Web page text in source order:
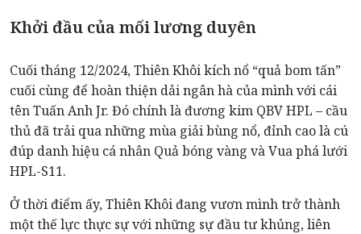
Khởi đầu của mối lương duyên
Cuối tháng 12/2024, Thiên Khôi kích nổ “quả bom tấn”
cuối cùng để hoàn thiện dải ngân hà của mình với cái
tên Tuấn Anh Jr. Đó chính là đương kim QBV HPL – cầu
thủ đã trải qua những mùa giải bùng nổ, đỉnh cao là cú
đúp danh hiệu cá nhân Quả bóng vàng và Vua phá lưới
HPL-S11.
Ở thời điểm ấy, Thiên Khôi đang vươn mình trở thành
một thế lực thực sự với những sự đầu tư khủng, liên